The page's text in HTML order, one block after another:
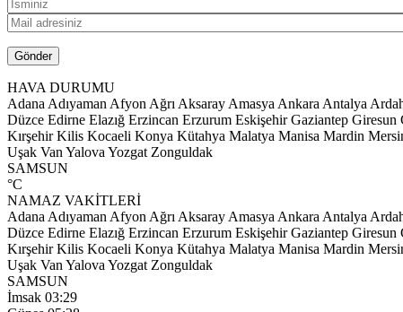
HAVA DURUMU
Adana Adıyaman Afyon Ağrı Aksaray Amasya Ankara Antalya
Düzce Edirne Elazığ Erzincan Erzurum Eskişehir Gaziantep Giresun
Kırşehir Kilis Kocaeli Konya Kütahya Malatya Manisa Mardin
Uşak Van Yalova Yozgat Zonguldak
SAMSUN
°C
NAMAZ VAKİTLERİ
Adana Adıyaman Afyon Ağrı Aksaray Amasya Ankara Antalya
Düzce Edirne Elazığ Erzincan Erzurum Eskişehir Gaziantep Giresun
Kırşehir Kilis Kocaeli Konya Kütahya Malatya Manisa Mardin
Uşak Van Yalova Yozgat Zonguldak
SAMSUN
İmsak 03:29